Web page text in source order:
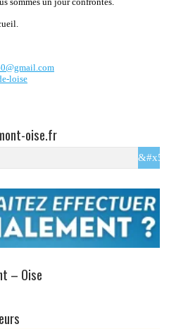
Clermont de
Arrivant
avez changé de ville, changé de
sommes un jour confrontés.
loise
oise.fr